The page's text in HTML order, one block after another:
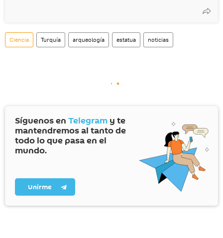
Ciencia Turquía arqueología estatua noticias
Síguenos en Telegram y te
mantendremos al tanto de
todo lo que pasa en el
mundo.
Unirme